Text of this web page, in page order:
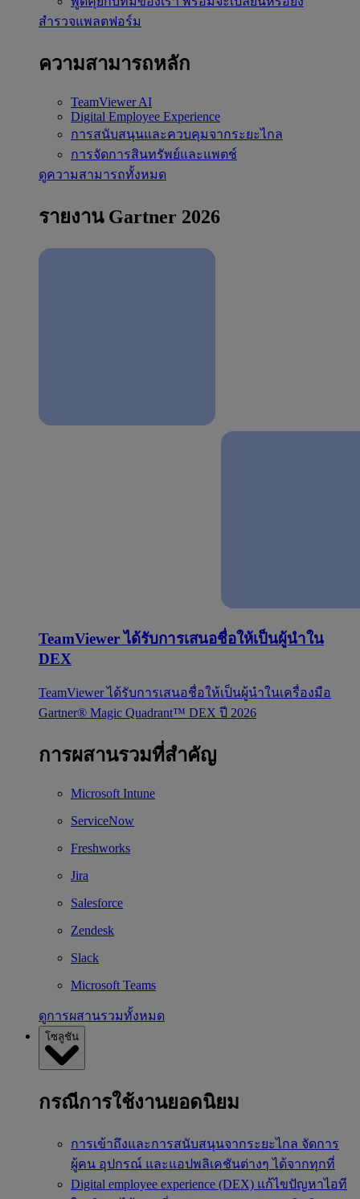
สำรวจแพลตฟอร์ม
ความสามารถหลัก
TeamViewer AI
Digital Employee Experience
การสนับสนุนและควบคุมจากระยะไกล
การจัดการสินทรัพย์และแพตช์
ดูความสามารถทั้งหมด
รายงาน Gartner 2026
TeamViewer ได้รับการเสนอชื่อให้เป็นผู้นำใน
DEX
TeamViewer ได้รับการเสนอชื่อให้เป็นผู้นำในเครื่องมือ
Gartner® Magic Quadrant™ DEX ปี 2026
การผสานรวมที่สำคัญ
Microsoft Intune
ServiceNow
Freshworks
Jira
Salesforce
Zendesk
Slack
Microsoft Teams
ดูการผสานรวมทั้งหมด
โซลูชัน
กรณีการใช้งานยอดนิยม
การเข้าถึงและการสนับสนุนจากระยะไกล จัดการ
ผู้คน อุปกรณ์ และแอปพลิเคชันต่างๆ ได้จากทุกที่
Digital employee experience (DEX) แก้ไขปัญหาไอที